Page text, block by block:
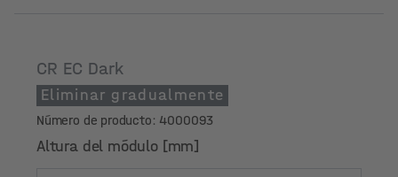
CR EC Dark
Eliminar gradualmente
Número de producto: 4000093
Altura del módulo [mm]